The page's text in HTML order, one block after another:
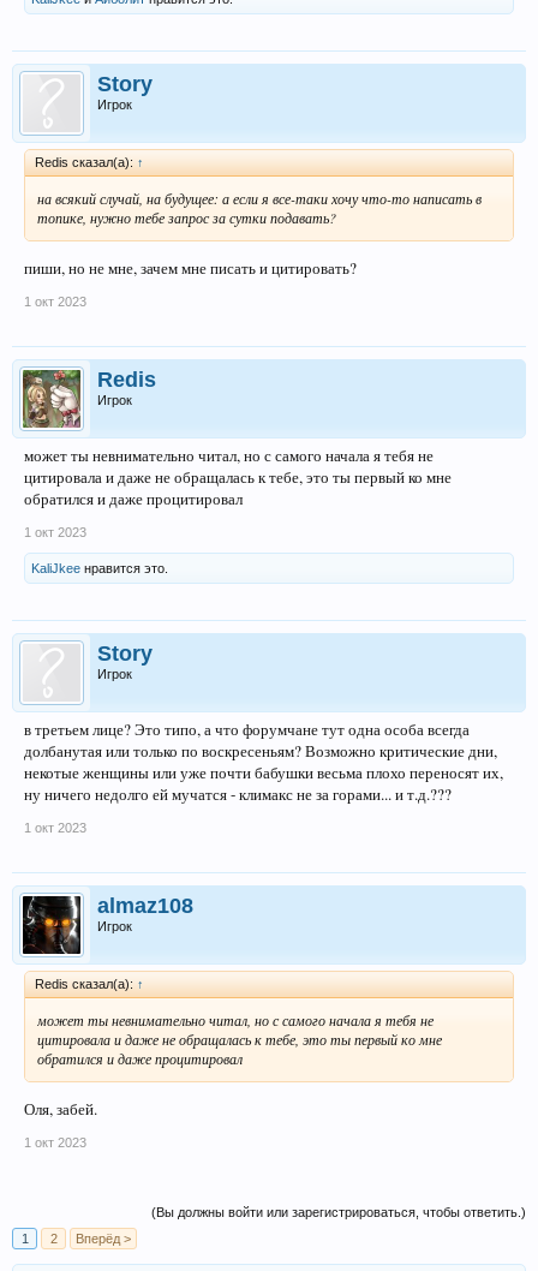
Story
Игрок
Redis сказал(а): ↑
на всякий случай, на будущее: а если я все-таки хочу что-то написать в
топике, нужно тебе запрос за сутки подавать?
пиши, но не мне, зачем мне писать и цитировать?
1 окт 2023
Redis
Игрок
может ты невнимательно читал, но с самого начала я тебя не
цитировала и даже не обращалась к тебе, это ты первый ко мне
обратился и даже процитировал
1 окт 2023
KaliJkee нравится это.
Story
Игрок
в третьем лице? Это типо, а что форумчане тут одна особа всегда
долбанутая или только по воскресеньям? Возможно критические дни,
некотые женщины или уже почти бабушки весьма плохо переносят их,
ну ничего недолго ей мучатся - климакс не за горами... и т.д.???
1 окт 2023
almaz108
Игрок
Redis сказал(а): ↑
может ты невнимательно читал, но с самого начала я тебя не
цитировала и даже не обращалась к тебе, это ты первый ко мне
обратился и даже процитировал
Оля, забей.
1 окт 2023
(Вы должны войти или зарегистрироваться, чтобы ответить.)
1
2 Вперёд >